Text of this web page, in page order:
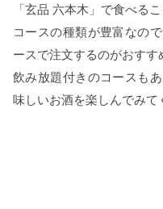
「玄品 六本木」で食べる
コースの種類が豊富なの
ースで注文するのがおすす
飲み放題付きのコースも
味しいお酒を楽しんでみ